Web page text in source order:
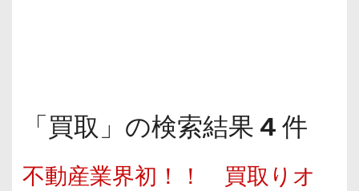
「買取」の検索結果 4 件
不動産業界初！！ 買取りオ